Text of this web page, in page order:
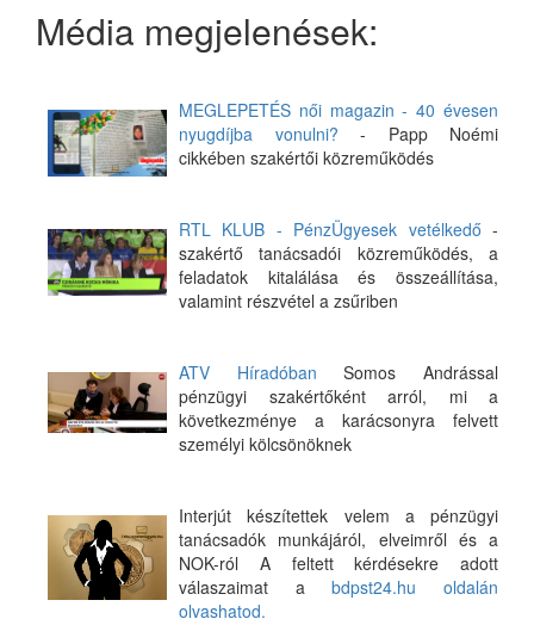
Média megjelenések:
MEGLEPETÉS női magazin - 40 évesen
nyugdíjba vonulni? - Papp Noémi
cikkében szakértői közreműködés
RTL KLUB - PénzÜgyesek vetélkedő -
szakértő tanácsadói közreműködés, a
feladatok kitalálása és összeállítása,
valamint részvétel a zsűriben
ATV Híradóban Somos Andrással
pénzügyi szakértőként arról, mi a
következménye a karácsonyra felvett
személyi kölcsönöknek
Interjút készítettek velem a pénzügyi
tanácsadók munkájáról, elveimről és a
NOK-ról A feltett kérdésekre adott
válaszaimat abdpst24.hu oldalán
olvashatod.